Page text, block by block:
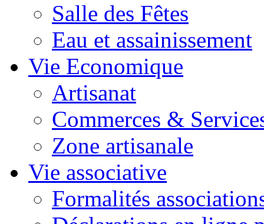
Salle des Fêtes
Eau et assainissement
Vie Economique
Artisanat
Commerces &
Zone artisanale
Vie associative
Formalités